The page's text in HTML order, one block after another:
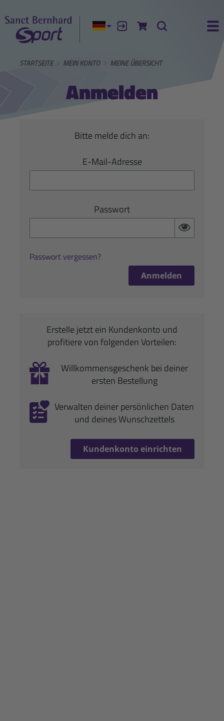
Aktuelle Sprache:
AnmeldenZum Warenkorb
Suche
STARTSEITE MEIN KONTO MEINE ÜBERSICHT
Anmelden
Bitte melde dich an:
E-Mail-Adresse
Passwort
Passwort vergessen?
Anmelden
Erstelle jetzt ein Kundenkonto und
profitiere von folgenden Vorteilen:
Willkommensgeschenk bei deiner
ersten Bestellung
Verwalten deiner persönlichen Daten
und deines Wunschzettels
Kundenkonto einrichten